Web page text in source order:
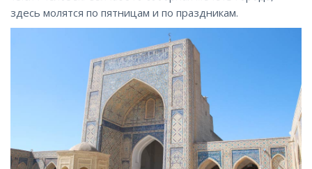
здесь молятся по пятницам и по праздникам.